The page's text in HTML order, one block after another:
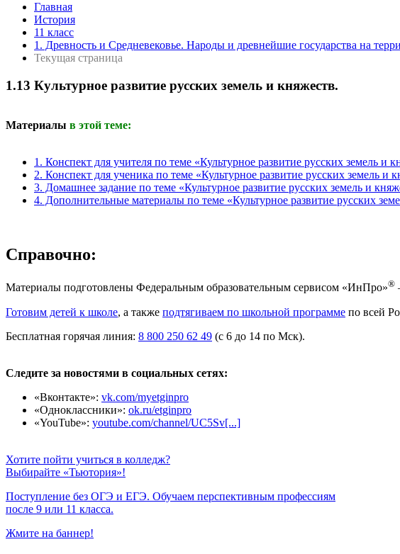
Главная
История
11 класс
1. Древность и Средневековье. Народы и древнейшие государства на
Текущая страница
1.13 Культурное развитие русских земель и княжеств.
Материалы в этой теме:
1. Конспект для учителя по теме «Культурное развитие русских земель и
2. Конспект для ученика по теме «Культурное развитие русских земель и
3. Домашнее задание по теме «Культурное развитие русских земель и
4. Дополнительные материалы по теме «Культурное развитие русских
Справочно:
Материалы подготовлены Федеральным образовательным сервисом «ИнПро»®
Готовим детей к школе, а также подтягиваем по школьной программе по всей
Бесплатная горячая линия: 8 800 250 62 49 (с 6 до 14 по Мск).
Следите за новостями в социальных сетях:
«Вконтакте»: vk.com/myetginpro
«Одноклассники»: ok.ru/etginpro
«YouTube»: youtube.com/channel/UC5Sv[...]
Хотите пойти учиться в колледж?
Выбирайте «Тьютория»!
Поступление без ОГЭ и ЕГЭ. Обучаем перспективным профессиям
после 9 или 11 класса.
Жмите на баннер!